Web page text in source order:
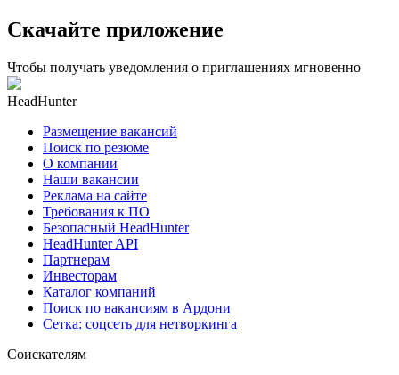
Скачайте приложение
Чтобы получать уведомления о приглашениях мгновенно
HeadHunter
Размещение вакансий
Поиск по резюме
О компании
Наши вакансии
Реклама на сайте
Требования к ПО
Безопасный HeadHunter
HeadHunter API
Партнерам
Инвесторам
Каталог компаний
Поиск по вакансиям в Ардони
Сетка: соцсеть для нетворкинга
Соискателям